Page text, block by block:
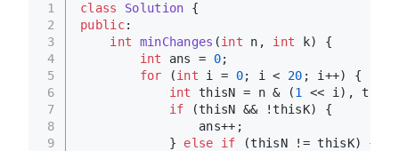
1
2
3
4
5
6
7
8
9
class Solution {
public:
int
minChanges (int n, int k)
{
int ans = 0;
for (int i = 0; i < 20 ; i++) {
int
thisN = n & (1
<< i),
if (thisN && !thisK) {
                ans++;
            }
else if (thisN != thisK) {